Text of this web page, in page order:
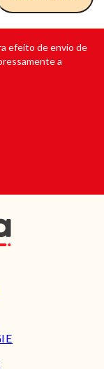
efeito de envio de
a